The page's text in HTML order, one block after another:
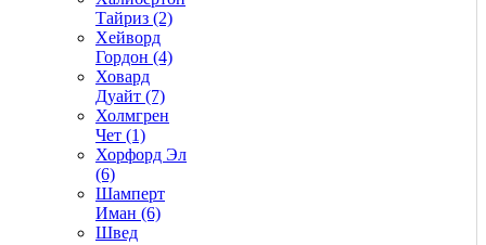
Тайриз (2)
Хейворд
Гордон (4)
Ховард
Дуайт (7)
Холмгрен
Чет (1)
Хорфорд Эл
(6)
Шамперт
Иман (6)
Швед